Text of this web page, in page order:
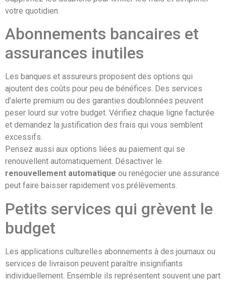
votre quotidien.
Abonnements bancaires et
assurances inutiles
Les banques et assureurs proposent des options qui
ajoutent des coûts pour peu de bénéfices. Des services
d’alerte premium ou des garanties doublonnées peuvent
peser lourd sur votre budget. Vérifiez chaque ligne facturée
et demandez la justification des frais qui vous semblent
excessifs.
Pensez aussi aux options liées au paiement qui se
renouvellent automatiquement. Désactiver le
renouvellement automatique ou renégocier une assurance
peut faire baisser rapidement vos prélèvements.
Petits services qui grèvent le
budget
Les applications culturelles abonnements à des journaux ou
services de livraison peuvent paraître insignifiants
individuellement. Ensemble ils représentent souvent une part